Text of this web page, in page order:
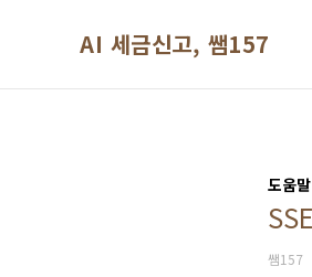
AI 세금신고, 쌤157
도움말
쌤157